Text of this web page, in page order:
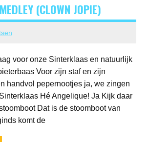
(CLOWN JOPIE)
voor onze Sinterklaas en natuurlijk
Voor zijn staf en zijn
handvol pepernootjes ja, we zingen
Hé Angelique! Ja Kijk daar
Dat is de stoomboot van
komt de